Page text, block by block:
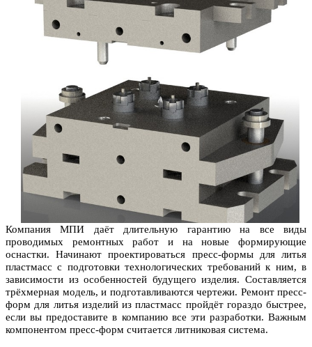
Компания МПИ даёт длительную гарантию на все виды
проводимых ремонтных работ и на новые формирующие
оснастки. Начинают проектироваться пресс-формы для литья
пластмасс с подготовки технологических требований к ним, в
зависимости из особенностей будущего изделия. Составляется
трёхмерная модель, и подготавливаются чертежи. Ремонт пресс-
форм для литья изделий из пластмасс пройдёт гораздо быстрее,
если вы предоставите в компанию все эти разработки. Важным
компонентом пресс-форм считается литниковая система.